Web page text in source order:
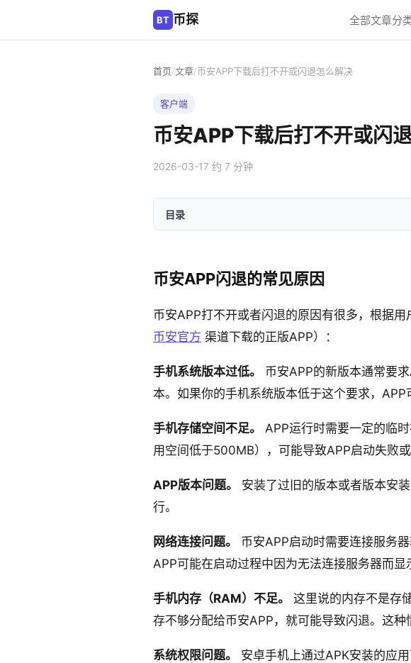
BT 币探 全部文章分
首页/文章/币安APP下载后打不开或闪退怎么解决
客户端
币安APP下载后打不开或闪
2026-03-17·约 7 分钟
目录
币安APP闪退的常见原因
币安APP打不开或者闪退的原因有很多，根据
币安官方 渠道下载的正版APP）：
手机系统版本过低。
币安APP的新版本通常要
本。如果你的手机系统版本低于这个要求，APP
手机存储空间不足。
APP运行时需要一定的临
用空间低于500MB），可能导致APP启动失败或
APP版本问题。
安装了过旧的版本或者版本安
行。
网络连接问题。
币安APP启动时需要连接服务
APP可能在启动过程中因为无法连接服务器而显
手机内存（RAM）不足。
这里说的内存不是存
存不够分配给币安APP，就可能导致闪退。这
系统权限问题。
安卓手机上通过APK安装的应